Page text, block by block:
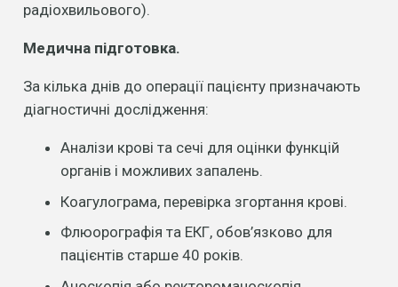
радіохвильового).
Медична підготовка.
За кілька днів до операції пацієнту призначають
діагностичні дослідження:
Аналізи крові та сечі для оцінки функцій
органів і можливих запалень.
Коагулограма, перевірка згортання крові.
Флюорографія та ЕКГ, обов’язково для
пацієнтів старше 40 років.